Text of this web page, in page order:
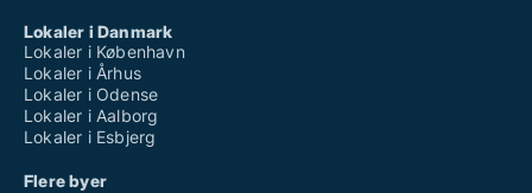
Lokaler i Danmark
Lokaler i København
Lokaler i Århus
Lokaler i Odense
Lokaler i Aalborg
Lokaler i Esbjerg
Flere byer